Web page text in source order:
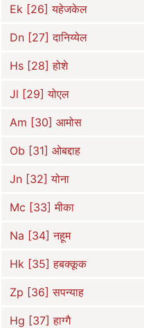
Ek [26] यहेजकेल
Dn [27] दानिय्येल
Hs [28] होशे
Jl [29] योएल
Am [30] आमोस
Ob [31] ओबद्दाह
Jn [32] योना
Mc [33] मीका
Na [34] नहूम
Hk [35] हबक्कूक
Zp [36] सपन्याह
Hg [37] हाग्गै